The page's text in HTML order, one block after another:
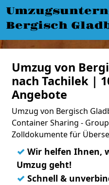
Bergisch
Umzug von
nach Tachilek |
Angebote
Umzug von Bergisch
Container Sharing -
Zolldokumente für
✓ Wir helfen Ihnen,
Umzug geht!
✓ Schnell &